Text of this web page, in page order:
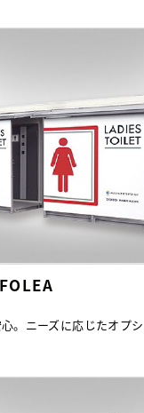
。ニーズに応じたオプ